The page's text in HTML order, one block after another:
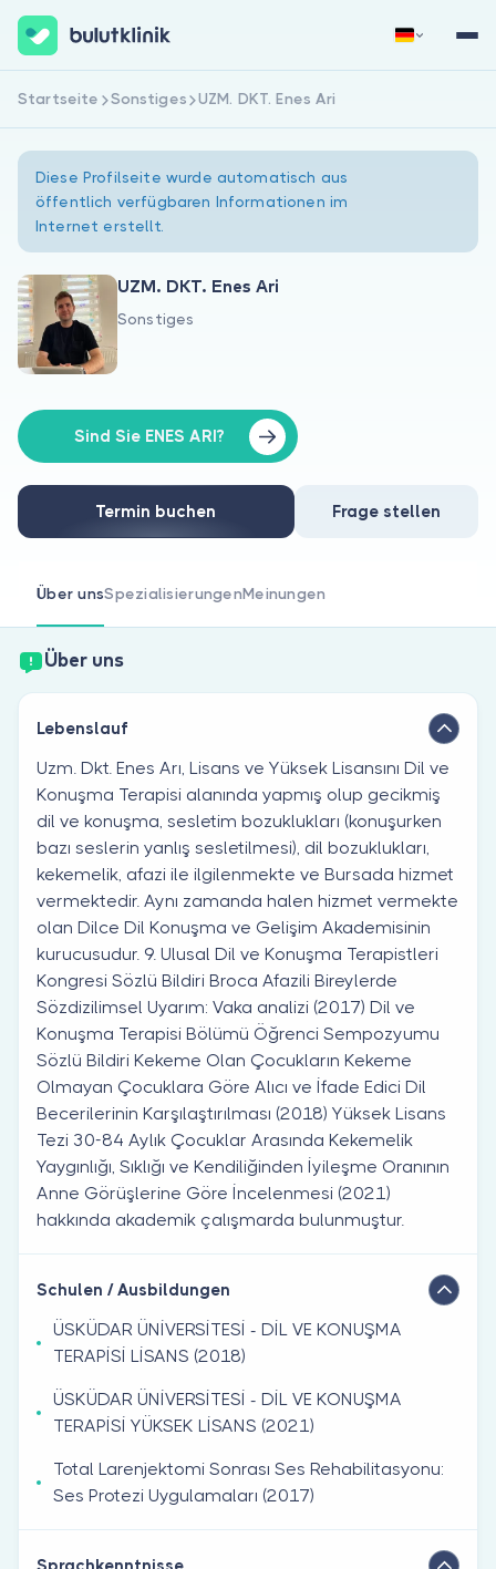
Über uns
Für Patienten
Für Ärzte
Jetzt registrieren Anmelden
Startseite Sonstiges UZM. DKT. Enes Ari
Diese Profilseite wurde automatisch aus
öffentlich verfügbaren Informationen im
Internet erstellt.
UZM. DKT. Enes Ari
Sonstiges
Sind Sie ENES ARI?
Termin buchen Frage stellen
Über unsSpezialisierungenMeinungen
Über uns
Lebenslauf
Uzm. Dkt. Enes Arı, Lisans ve Yüksek Lisansını Dil ve
Konuşma Terapisi alanında yapmış olup gecikmiş
dil ve konuşma, sesletim bozuklukları (konuşurken
bazı seslerin yanlış sesletilmesi), dil bozuklukları,
kekemelik, afazi ile ilgilenmekte ve Bursada hizmet
vermektedir. Aynı zamanda halen hizmet vermekte
olan Dilce Dil Konuşma ve Gelişim Akademisinin
kurucusudur. 9. Ulusal Dil ve Konuşma Terapistleri
Kongresi Sözlü Bildiri Broca Afazili Bireylerde
Sözdizilimsel Uyarım: Vaka analizi (2017) Dil ve
Konuşma Terapisi Bölümü Öğrenci Sempozyumu
Sözlü Bildiri Kekeme Olan Çocukların Kekeme
Olmayan Çocuklara Göre Alıcı ve İfade Edici Dil
Becerilerinin Karşılaştırılması (2018) Yüksek Lisans
Tezi 30-84 Aylık Çocuklar Arasında Kekemelik
Yaygınlığı, Sıklığı ve Kendiliğinden İyileşme Oranının
Anne Görüşlerine Göre İncelenmesi (2021)
hakkında akademik çalışmarda bulunmuştur.
Schulen / Ausbildungen
ÜSKÜDAR ÜNİVERSİTESİ - DİL VE KONUŞMA
TERAPİSİ LİSANS (2018)
ÜSKÜDAR ÜNİVERSİTESİ - DİL VE KONUŞMA
TERAPİSİ YÜKSEK LİSANS (2021)
Total Larenjektomi Sonrası Ses Rehabilitasyonu:
Ses Protezi Uygulamaları (2017)